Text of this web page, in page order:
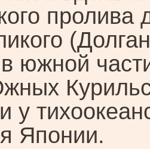
пролива
южной
у
Японии.